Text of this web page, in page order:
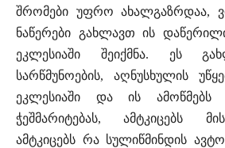
შრომები უფრო ახალგაზრდაა,
ნაწერები გახლავთ ის
ეკლესიაში შეიქმნა. ეს
სარწმუნოების, აღნუსხულის
ეკლესიაში და ის ამოწმებს
ჭეშმარიტებას, ამტკიცებს
ამტკიცებს რა სულიწმინდის